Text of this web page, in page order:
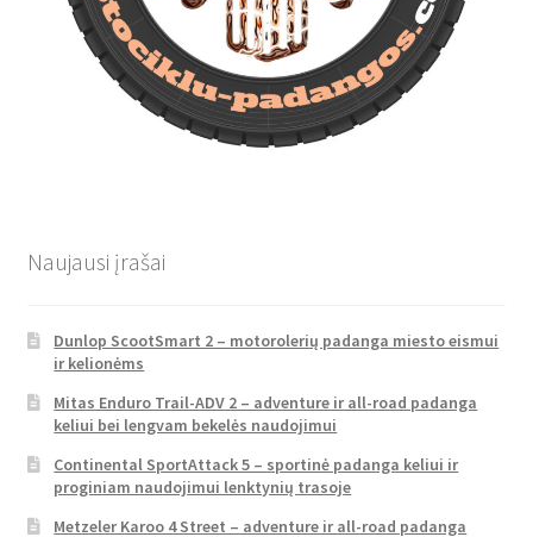
Naujausi įrašai
Dunlop ScootSmart 2 – motorolerių padanga miesto eismui
ir kelionėms
Mitas Enduro Trail-ADV 2 – adventure ir all-road padanga
keliui bei lengvam bekelės naudojimui
Continental SportAttack 5 – sportinė padanga keliui ir
proginiam naudojimui lenktynių trasoje
Metzeler Karoo 4 Street – adventure ir all-road padanga